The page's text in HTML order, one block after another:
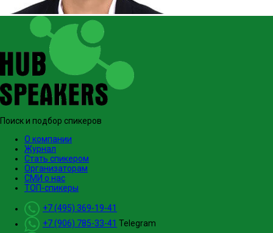
Поиск и подбор спикеров
О компании
Журнал
Стать спикером
Организаторам
СМИ о нас
ТОП-спикеры
+7 (495) 369-19-41
+7 (906) 785-33-41 Telegram